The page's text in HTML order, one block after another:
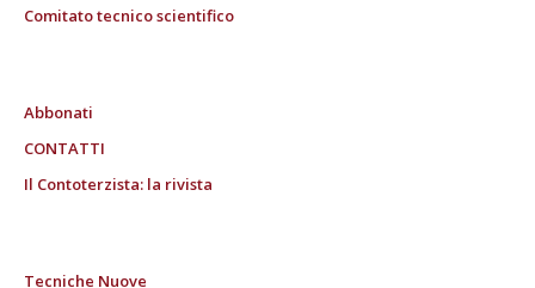
Comitato tecnico scientifico
Abbonati
CONTATTI
Il Contoterzista: la rivista
Tecniche Nuove